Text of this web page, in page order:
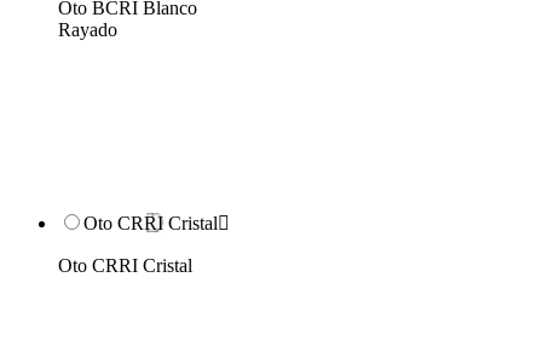
Oto BCRI Blanco
Rayado
Oto CRRI Cristal
Oto CRRI Cristal